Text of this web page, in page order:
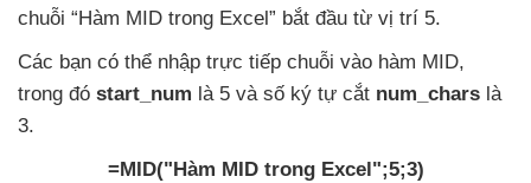
chuỗi “Hàm MID trong Excel” bắt đầu từ vị trí 5.
Các bạn có thể nhập trực tiếp chuỗi vào hàm MID,
trong đó start_num là 5 và số ký tự cắt num_chars là
3.
=MID("Hàm MID trong Excel";5;3)